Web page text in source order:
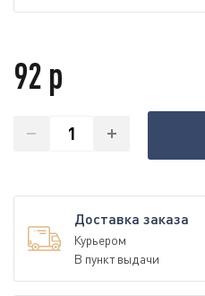
92 р
Доставка заказа
Курьером
В пункт выдачи